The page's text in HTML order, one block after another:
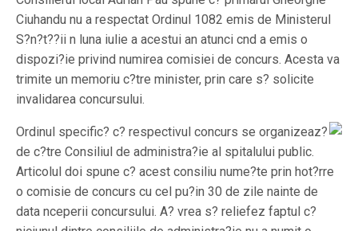
Ciuhandu nu a respectat Ordinul 1082 emis de Ministerul
S?n?t??ii n luna iulie a acestui an atunci cnd a emis o
dispozi?ie privind numirea comisiei de concurs. Acesta va
trimite un memoriu c?tre minister, prin care s? solicite
invalidarea concursului.
Ordinul specific? c? respectivul concurs se organizeaz?
de c?tre Consiliul de administra?ie al spitalului public.
Articolul doi spune c? acest consiliu nume?te prin hot?rre
o comisie de concurs cu cel pu?in 30 de zile nainte de
data nceperii concursului. A? vrea s? reliefez faptul c?